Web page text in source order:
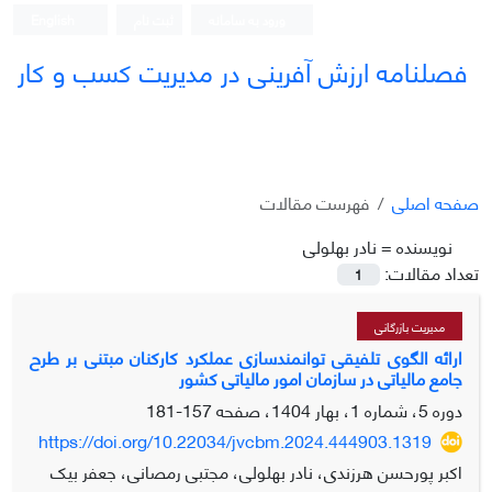
فصلنامه ارزش آفرینی در مدیریت کسب و کار
صفحه اصلی
فهرست مقالات
نویسنده =نادر بهلولی
تعداد مقالات:
1
مدیریت بازرگانی
ارائه الگوی تلفیقی توانمندسازی عملکرد کارکنان مبتنی بر طرح
جامع مالیاتی در سازمان امور مالیاتی کشور
دوره 5، شماره 1، بهار 1404، صفحه
157-181
https://doi.org/10.22034/jvcbm.2024.444903.1319
اکبر پورحسن هرزندی، نادر بهلولی، مجتبی رمصانی، جعفر بیک